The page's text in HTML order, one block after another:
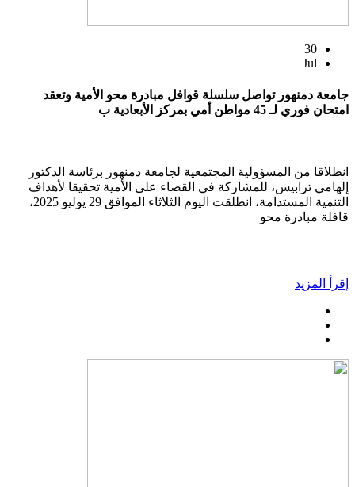
30
Jul
جامعة دمنهور تواصل سلسلة قوافل مبادرة محو الأمية وتعقد
امتحان فوري لـ 45 مواطن أمي بمركز الأبعادية ب
انطلاقا من المسؤولية المجتمعية لجامعة دمنهور برئاسة الدكتور
إلهامي ترابيس، للمشاركة في القضاء على الأمية تحقيقا لأهداف
التنمية المستدامة، انطلقت اليوم الثلاثاء الموافق 29 يوليو 2025،
قافلة مبادرة محو
إقرأ المزيد